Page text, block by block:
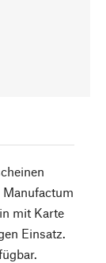
Manufactum
mit Karte
Einsatz.